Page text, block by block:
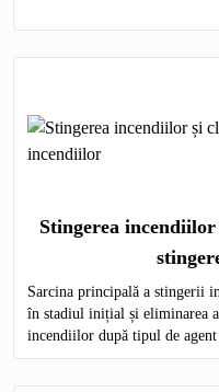
Stingerea
Sarcina principală a stingerii
în stadiul inițial și eliminarea
incendiilor după tipul de agent
gaz; spumă.